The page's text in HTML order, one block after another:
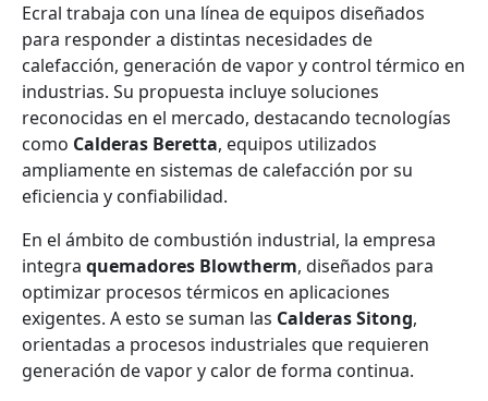
Ecral trabaja con una línea de equipos diseñados
para responder a distintas necesidades de
calefacción, generación de vapor y control térmico en
industrias. Su propuesta incluye soluciones
reconocidas en el mercado, destacando tecnologías
como Calderas Beretta, equipos utilizados
ampliamente en sistemas de calefacción por su
eficiencia y confiabilidad.
En el ámbito de combustión industrial, la empresa
integra quemadores Blowtherm, diseñados para
optimizar procesos térmicos en aplicaciones
exigentes. A esto se suman las Calderas Sitong,
orientadas a procesos industriales que requieren
generación de vapor y calor de forma continua.